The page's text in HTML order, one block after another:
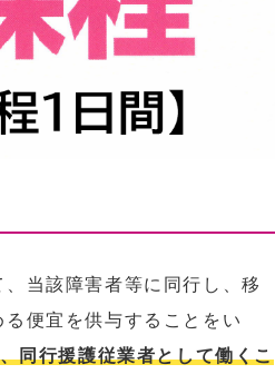
当該障害者等に同行し、移
便宜を供与することをい
同行援護従業者として働くこ